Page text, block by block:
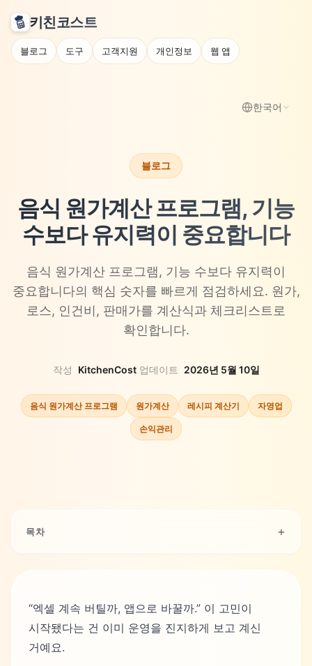
키친코스트
블로그 도구 고객지원 개인정보 웹 앱
한국어
블로그
음식 원가계산 프로그램, 기능
수보다 유지력이 중요합니다
음식 원가계산 프로그램, 기능 수보다 유지력이
중요합니다의 핵심 숫자를 빠르게 점검하세요. 원가,
로스, 인건비, 판매가를 계산식과 체크리스트로
확인합니다.
작성 KitchenCost· 업데이트 2026년 5월 10일
음식 원가계산 프로그램 원가계산 레시피 계산기 자영업
손익관리
목차
“엑셀 계속 버틸까, 앱으로 바꿀까.” 이 고민이
시작됐다는 건 이미 운영을 진지하게 보고 계신
거예요.